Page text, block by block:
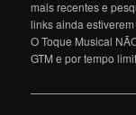
mais recentes e
links ainda estiverem
O Toque Musical
GTM e por tempo